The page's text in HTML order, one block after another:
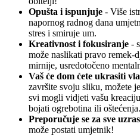
Opušta i ispunjuje - Više
napornog radnog dana
stres i smiruje um.
Kreativnost i fokusiranje -
može naslikati pravo remek-
mirnije, usredotočeno
Vaš će dom ćete ukrasiti
završite svoju sliku, možete
svi mogli vidjeti vašu
bojati ogrebotina ili oštećenja.
Preporučuje se za sve
može postati umjetnik!